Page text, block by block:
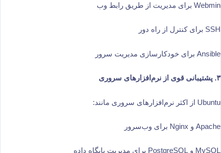
Webmin برای مدیریت از طریق رابط وب
SSH برای کنترل از راه دور
Ansible برای خودکارسازی مدیریت سرور
۳. پشتیبانی قوی از نرم‌افزارهای سروری
Ubuntu از اکثر نرم‌افزارهای سروری مانند:
Apache و Nginx برای وب‌سرور
MySQL و PostgreSQL برای مدیریت پایگاه داده